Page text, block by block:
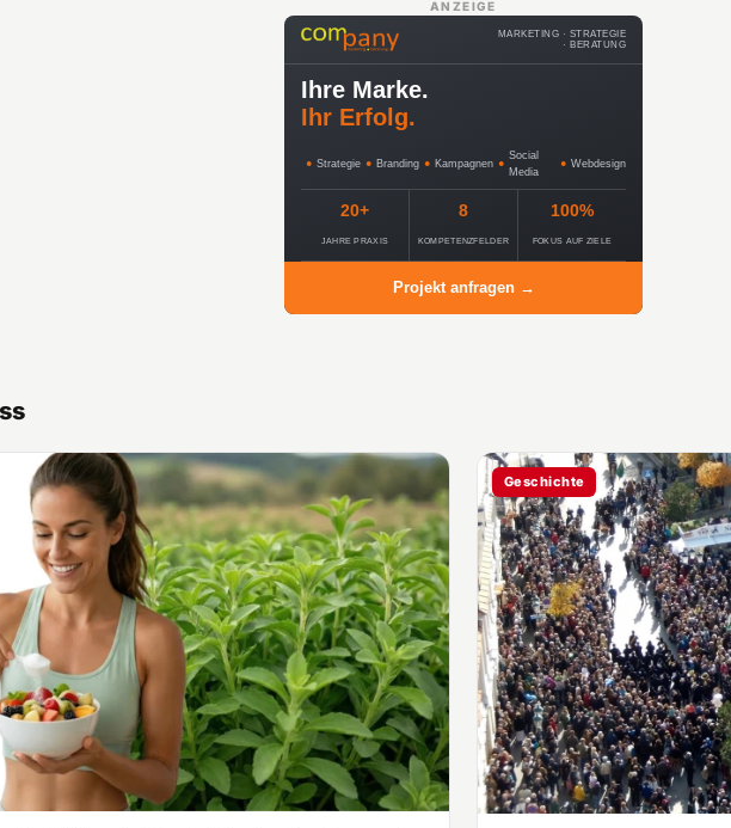
ANZEIGE
MARKETING · STRATEGIE
· BERATUNG
Ihre Marke.
Ihr Erfolg.
● Strategie ● Branding ● Kampagnen ●
Social
Media
● Webdesign
20+
JAHRE PRAXIS
8
KOMPETENZFELDER
100%
FOKUS AUF ZIELE
Projekt anfragen →
Geschichte